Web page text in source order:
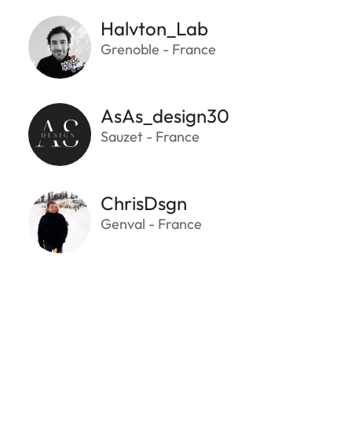
Halvton_Lab
Grenoble - France
AsAs_design30
Sauzet - France
ChrisDsgn
Genval - France